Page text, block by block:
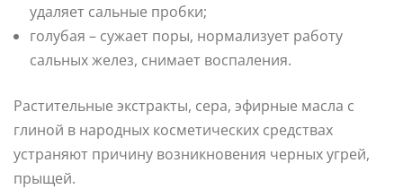
удаляет сальные пробки;
голубая – сужает поры, нормализует работу
сальных желез, снимает воспаления.
Растительные экстракты, сера, эфирные масла с
глиной в народных косметических средствах
устраняют причину возникновения черных угрей,
прыщей.